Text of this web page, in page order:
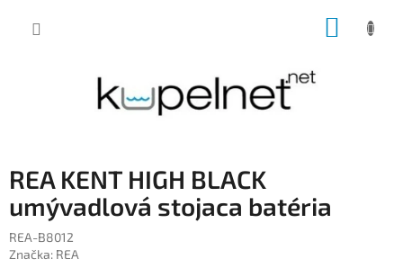
REA KENT HIGH BLACK
umývadlová stojaca batéria
REA-B8012
Značka: REA